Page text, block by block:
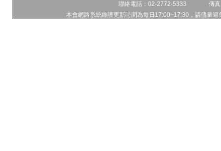
聯絡電話：02-2772-5333 傳
本會網路系統維護更新時間為每日17:00~17:30，請儘量